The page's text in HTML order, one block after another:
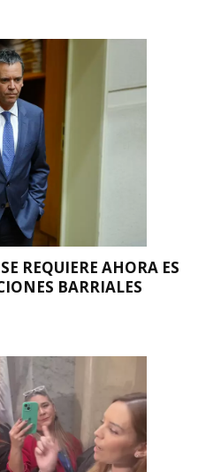
REQUIERE AHORA ES
BARRIALES